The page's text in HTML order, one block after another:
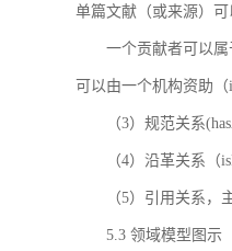
单篇文献（或来源）可
一个贡献者可以
可以由一个机构资助（
（3）规范关系
（4）沿革关系
（5）引用关系，
5.3 领域模型图示